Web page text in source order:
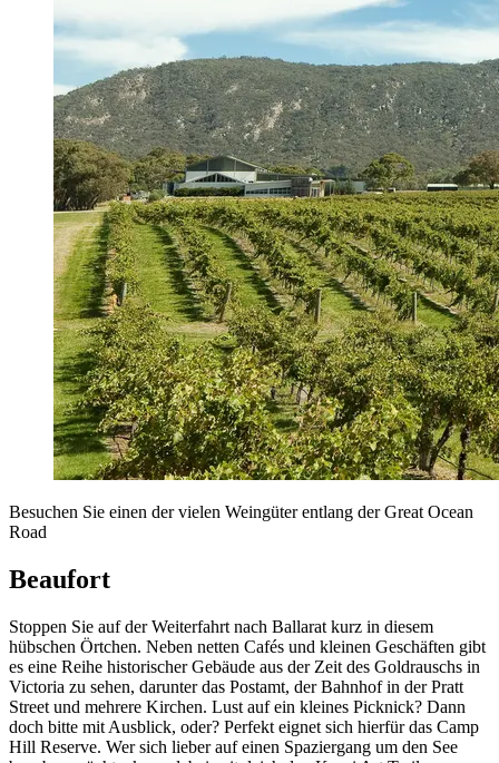
Besuchen Sie einen der vielen Weingüter entlang der Great Ocean
Road
Beaufort
Stoppen Sie auf der Weiterfahrt nach Ballarat kurz in diesem
hübschen Örtchen. Neben netten Cafés und kleinen Geschäften gibt
es eine Reihe historischer Gebäude aus der Zeit des Goldrauschs in
Victoria zu sehen, darunter das Postamt, der Bahnhof in der Pratt
Street und mehrere Kirchen. Lust auf ein kleines Picknick? Dann
doch bitte mit Ausblick, oder? Perfekt eignet sich hierfür das Camp
Hill Reserve. Wer sich lieber auf einen Spaziergang um den See